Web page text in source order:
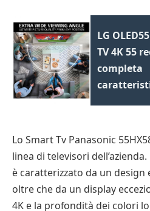
LG
TV 4K 55
completa
Lo Smart Tv Panasonic
linea di televisori
è caratterizzato da un design
oltre che da un display
4K e la profondità dei colori